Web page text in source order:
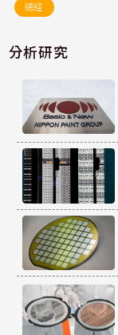
總經
分析研究